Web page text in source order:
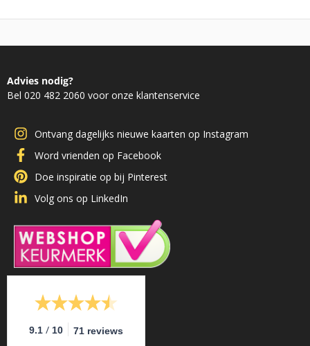
Advies nodig?
Bel 020 482 2060 voor onze klantenservice
Ontvang dagelijks nieuwe kaarten op Instagram
Word vrienden op Facebook
Doe inspiratie op bij Pinterest
Volg ons op LinkedIn
9.1 / 10 71 reviews